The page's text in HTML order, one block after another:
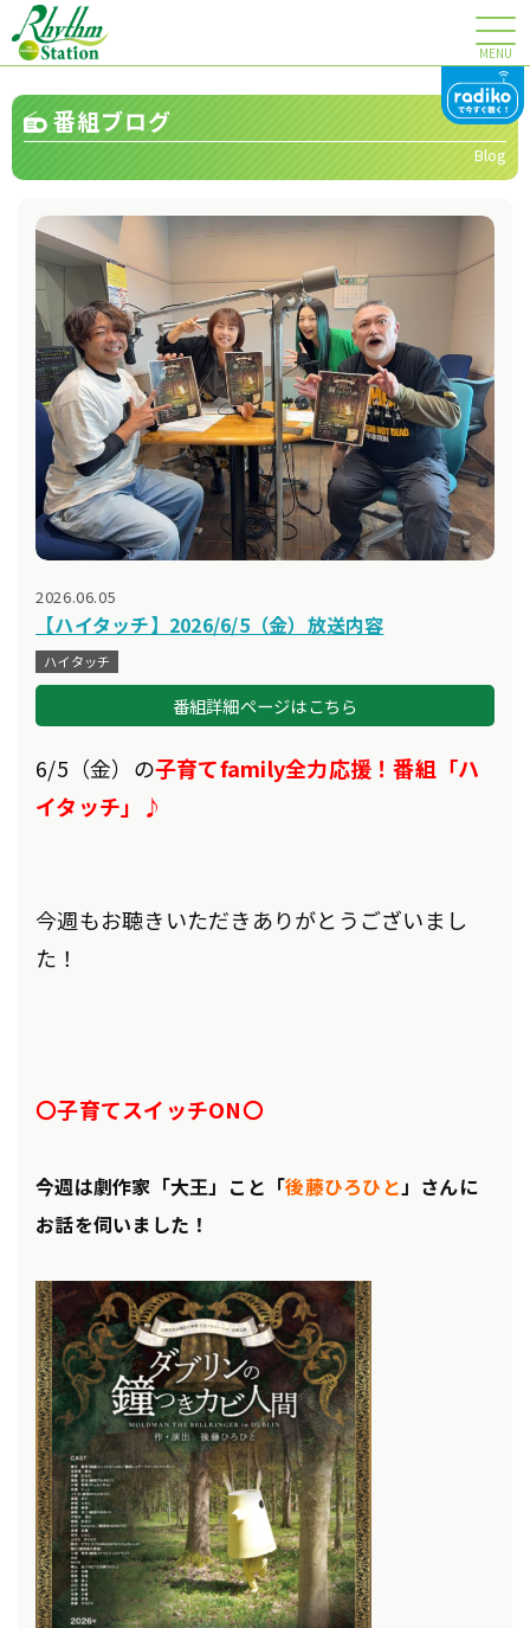
MENU
番組ブログ
Blog
2026.06.05
【ハイタッチ】2026/6/5（金）放送内容
ハイタッチ
番組詳細ページはこちら
6/5 （金）の子育てfamily全力応援！番組「ハ
イタッチ」♪
今週もお聴きいただきありがとうございまし
た！
〇子育てスイッチON〇
今週は劇作家「大王」こと「後藤ひろひと」さんに
お話を伺いました！